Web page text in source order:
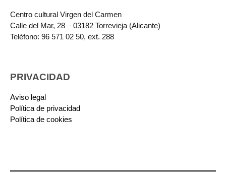
Centro cultural Virgen del Carmen
Calle del Mar, 28 – 03182 Torrevieja (Alicante)
Teléfono: 96 571 02 50, ext. 288
PRIVACIDAD
Aviso legal
Política de privacidad
Política de cookies